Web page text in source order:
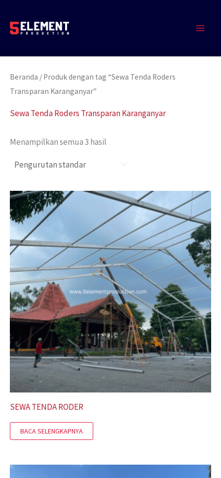
konten
Beranda / Produk dengan tag “Sewa Tenda Roders
Transparan Karanganyar”
Sewa Tenda Roders Transparan Karanganyar
Menampilkan semua 3 hasil
SEWA TENDA RODER
BACA SELENGKAPNYA